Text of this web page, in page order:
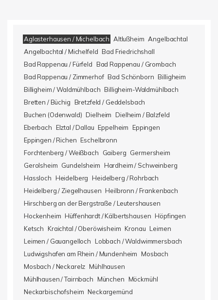
Aglasterhausen / Michelbach Altlußheim Angelbachtal
Angelbachtal / Michelfeld Bad Friedrichshall
Bad Rappenau / Fürfeld Bad Rappenau / Grombach
Bad Rappenau / Zimmerhof Bad Schönborn Billigheim
Billigheim / Waldmühlbach Billigheim-Waldmühlbach
Bretten / Büchig Bretzfeld / Geddelsbach
Buchen (Odenwald) Dielheim Dielheim / Balzfeld
Eberbach Elztal / Dallau Eppelheim Eppingen
Eppingen / Richen Eschelbronn
Forchtenberg / Weißbach
Gaiberg Germersheim
Gerolsheim Gundelsheim Hardheim / Schweinberg
Hassloch Heidelberg Heidelberg / Rohrbach
Heidelberg / Ziegelhausen Heilbronn / Frankenbach
Hirschberg an der Bergstraße / Leutershausen
Hockenheim Hüffenhardt / Kälbertshausen Höpfingen
Ketsch Kraichtal / Oberöwisheim Kronau Leimen
Leimen / Gauangelloch Lobbach / Waldwimmersbach
Ludwigshafen am Rhein / Mundenheim Mosbach
Mosbach / Neckarelz Mühlhausen
Mühlhausen / Tairnbach München Möckmühl
Neckarbischofsheim Neckargemünd